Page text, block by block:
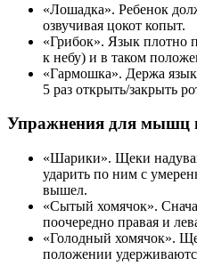
«Лошадка». Ребенок
озвучивая цокот копыт.
«Грибок». Язык плотно
к небу) и в таком
«Гармошка». Держа
5 раз открыть/закрыть
Упражнения для мышц
«Шарики». Щеки
ударить по ним с
вышел.
«Сытый хомячок».
поочередно правая и
«Голодный хомячок».
положении